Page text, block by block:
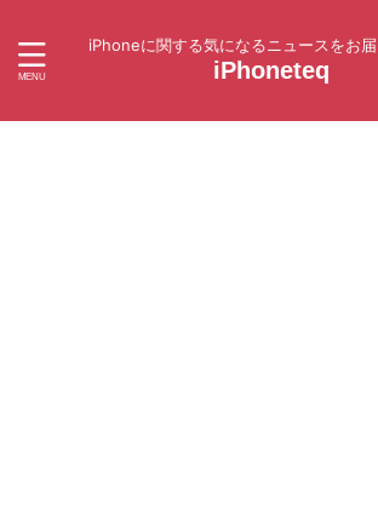
iPhoneに関する気になるニュースをお届
iPhoneteq